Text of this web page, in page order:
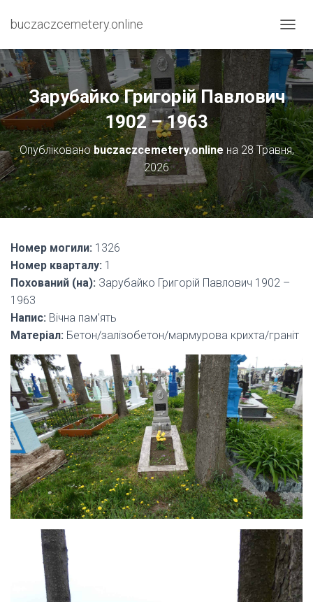
buczaczcemetery.online
Е
Р
Е
М
К
Т
И
Н
А
В
І
Г
Зарубайко Григорій Павлович
1902 – 1963
Опублікованоbuczaczcemetery.onlineна 28 Травня,
2026
Номер могили: 1326
Номер кварталу: 1
Похований (на): Зарубайко Григорій Павлович 1902 –
1963
Напис: Вічна пам’ять
Матеріал: Бетон/залізобетон/мармурова крихта/граніт